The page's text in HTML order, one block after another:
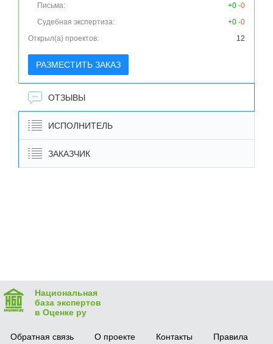
Письма:
+0 -0
Судебная экспертиза:
+0 -0
Открыл(а) проектов:
12
РАЗМЕСТИТЬ ЗАКАЗ
ОТЗЫВЫ
ИСПОЛНИТЕЛЬ
ЗАКАЗЧИК
Национальная
база экспертов
в Оценке ру
Обратная связь О проекте Контакты Правила